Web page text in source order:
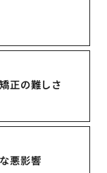
正の難しさ
悪影響